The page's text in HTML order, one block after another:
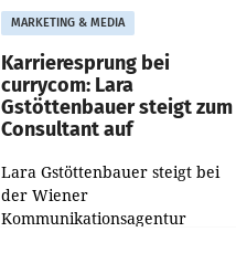
WIFI Wien eine neue
Imagekampagne gestartet.
MARKETING & MEDIA
Karrieresprung bei
currycom: Lara
Gstöttenbauer steigt zum
Consultant auf
Lara Gstöttenbauer steigt bei
der Wiener
Kommunikationsagentur